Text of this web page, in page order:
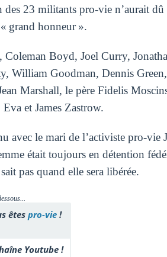
23 militants pro-vie n’aurait dû
grand honneur ».
Boyd, Joel Curry,
William Goodman, Dennis
Marshall, le père Fidelis
et James Zastrow.
avec le mari de l’activiste pro-vie
était toujours en détention
pas quand elle sera libérée.
êtes pro-vie !
Youtube !